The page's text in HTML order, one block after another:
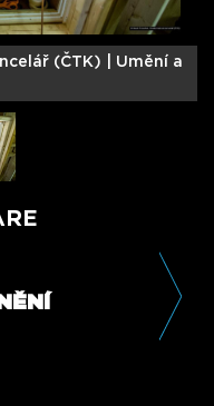
(ČTK) | Umění a